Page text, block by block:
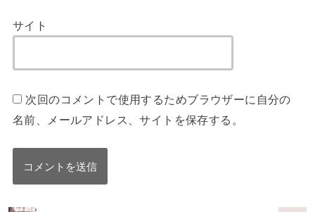
サイト
次回のコメントで使用するためブラウザーに自分の
名前、メールアドレス、サイトを保存する。